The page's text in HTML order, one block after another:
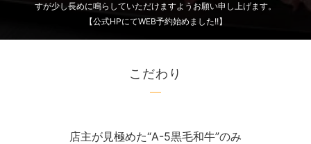
すが少し長めに鳴らしていただけますようお願い申し上げます。
【公式HPにてWEB予約始めました!!】
こだわり
店主が見極めた“A-5黒毛和牛”のみ